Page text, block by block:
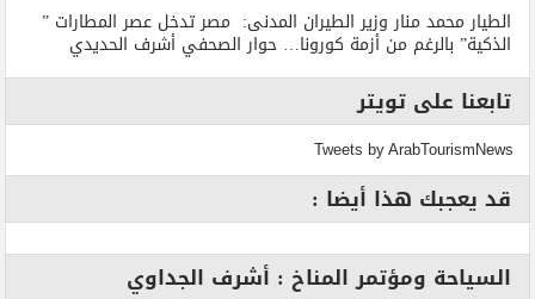
الطيار محمد منار وزير الطيران المدنى: مصر تدخل عصر المطارات ”
الذكية” بالرغم من أزمة كورونا… حوار الصحفي أشرف الحديدي
تابعنا على تويتر
Tweets by ArabTourismNews
قد يعجبك هذا أيضا :
السياحة ومؤتمر المناخ : أشرف الجداوي